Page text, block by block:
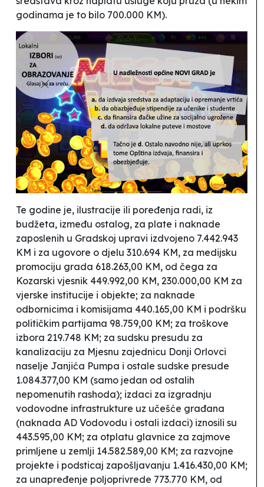
godinama je to bilo 700.000 KM).
Te godine je, ilustracije ili poređenja radi, iz
budžeta, između ostalog, za plate i naknade
zaposlenih u Gradskoj upravi izdvojeno 7.442.943
KM i za ugovore o djelu 310.694 KM, za medijsku
promociju grada 618.263,00 KM, od čega za
Kozarski vjesnik 449.992,00 KM, 230.000,00 KM za
vjerske institucije i objekte; za naknade
odbornicima i komisijama 440.165,00 KM i podršku
političkim partijama 98.759,00 KM; za troškove
izbora 219.748 KM; za sudsku presudu za
kanalizaciju za Mjesnu zajednicu Donji Orlovci
naselje Janjića Pumpa i ostale sudske presude
1.084.377,00 KM (samo jedan od ostalih
nepomenutih rashoda); izdaci za izgradnju
vodovodne infrastrukture uz učešće građana
(naknada AD Vodovodu i ostali izdaci) iznosili su
443.595,00 KM; za otplatu glavnice za zajmove
primljene u zemlji 14.582.589,00 KM; za razvojne
projekte i podsticaj zapošljavanju 1.416.430,00 KM;
za unapređenje poljoprivrede 773.770 KM, od